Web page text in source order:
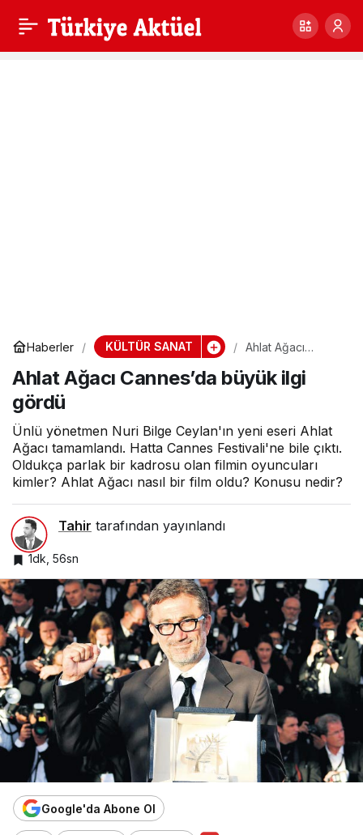
Haberler KÜLTÜR SANAT
Ahlat Ağacı
ilgi gördü
Ahlat Ağacı Cannes’da büyük ilgi
gördü
Ünlü yönetmen Nuri Bilge Ceylan'ın yeni eseri Ahlat
Ağacı tamamlandı. Hatta Cannes Festivali'ne bile çıktı.
Oldukça parlak bir kadrosu olan filmin oyuncuları
kimler? Ahlat Ağacı nasıl bir film oldu? Konusu nedir?
Tahir tarafından yayınlandı
1dk, 56sn
Google'da Abone Ol
Hırka-İ Şerif,Hz. 0 Paylaş